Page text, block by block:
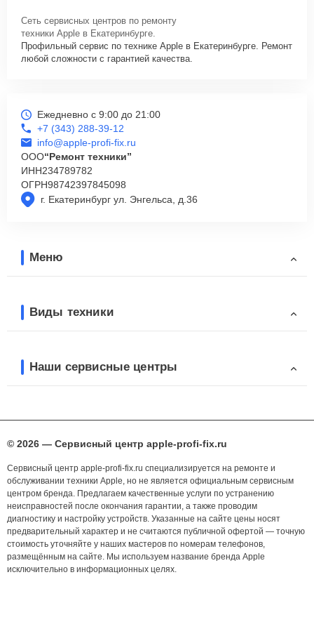
Сеть сервисных центров по ремонту
техники Apple в Екатеринбурге.
Профильный сервис по технике Apple в Екатеринбурге. Ремонт
любой сложности с гарантией качества.
г. Екатеринбург ул. Энгельса, д.36
Ежедневно с 9:00 до 21:00
+7 (343) 288-39-12
info@apple-profi-fix.ru
ООО“Ремонт техники”
ИНН234789782
ОГРН98742397845098
Меню
Виды техники
Наши сервисные центры
© 2026 — Сервисный центр apple-profi-fix.ru
Сервисный центр apple-profi-fix.ru специализируется на ремонте и
обслуживании техники Apple, но не является официальным сервисным
центром бренда. Предлагаем качественные услуги по устранению
неисправностей после окончания гарантии, а также проводим
диагностику и настройку устройств. Указанные на сайте цены носят
предварительный характер и не считаются публичной офертой — точную
стоимость уточняйте у наших мастеров по номерам телефонов,
размещённым на сайте. Мы используем название бренда Apple
исключительно в информационных целях.